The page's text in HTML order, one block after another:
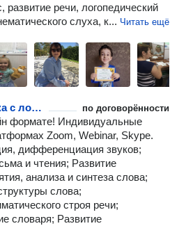
развитие речи, логопедический
слуха, к... Читать ещё
Пальчиковая гимнастика с логопедом по договорённости
формате! Индивидуальные
Zoom, Webinar, Skype.
дифференциация звуков;
и чтения; Развитие
анализа и синтеза слова;
слова;
строя речи;
словаря; Развитие